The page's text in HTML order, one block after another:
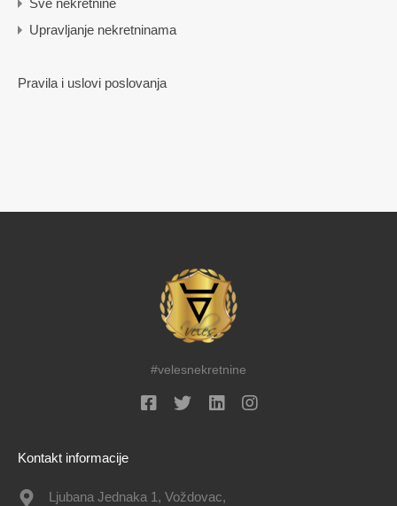
Sve nekretnine
Upravljanje nekretninama
Pravila i uslovi poslovanja
#velesnekretnine
Kontakt informacije
Ljubana Jednaka 1, Voždovac,